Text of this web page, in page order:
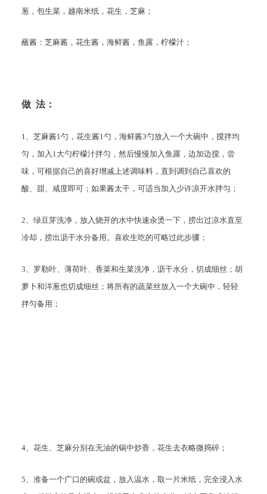
葱，包生菜，越南米纸，花生，芝麻；
蘸酱：芝麻酱，花生酱，海鲜酱，鱼露，柠檬汁；
做 法：
1、芝麻酱1勺，花生酱1勺，海鲜酱3勺放入一个大碗中，搅拌均
匀，加入1大勺柠檬汁拌匀，然后慢慢加入鱼露，边加边搅，尝
味，可根据自己的喜好增减上述调味料，直到调到自己喜欢的
酸、甜、咸度即可；如果酱太干，可适当加入少许凉开水拌匀；
2、绿豆芽洗净，放入烧开的水中快速汆烫一下，捞出过凉水直至
冷却，捞出沥干水分备用。喜欢生吃的可略过此步骤；
3、罗勒叶、薄荷叶、香菜和生菜洗净，沥干水分，切成细丝；胡
萝卜和洋葱也切成细丝；将所有的蔬菜丝放入一个大碗中，轻轻
拌匀备用；
4、花生、芝麻分别在无油的锅中炒香，花生去衣略微捣碎；
5、准备一个广口的碗或盆，放入温水，取一片米纸，完全浸入水